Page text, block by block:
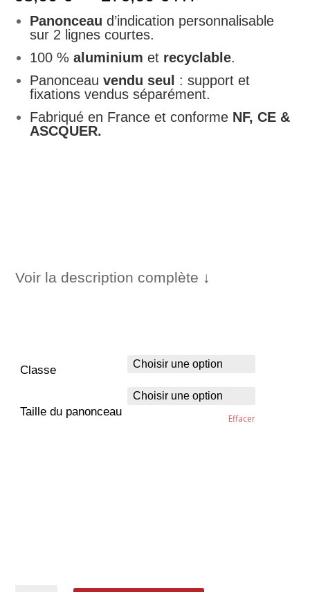
de
prix :
à
276,00 €
Panonceaud’indication personnalisable
sur 2 lignes courtes.
100 %aluminiumet recyclable.
Panonceau vendu seul
: support et
fixations vendus séparément.
Fabriqué en France et conforme NF, CE &
ASCQUER.
Voir la description complète ↓
Classe
Taille du panonceau
Effacer